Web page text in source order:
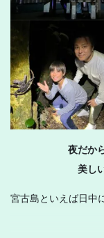
夜だか
美し
宮古島といえば日中